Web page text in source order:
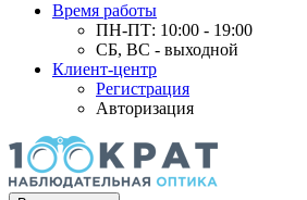
Время работы
ПН-ПТ: 10:00 - 19:00
СБ, ВС - выходной
Клиент-центр
Регистрация
Авторизация